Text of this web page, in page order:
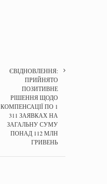
ЄВІДНОВЛЕННЯ:
ПРИЙНЯТО
ПОЗИТИВНЕ
РІШЕННЯ ЩОДО
КОМПЕНСАЦІЇ ПО 1
311 ЗАЯВКАХ НА
ЗАГАЛЬНУ СУМУ
ПОНАД 112 МЛН
ГРИВЕНЬ